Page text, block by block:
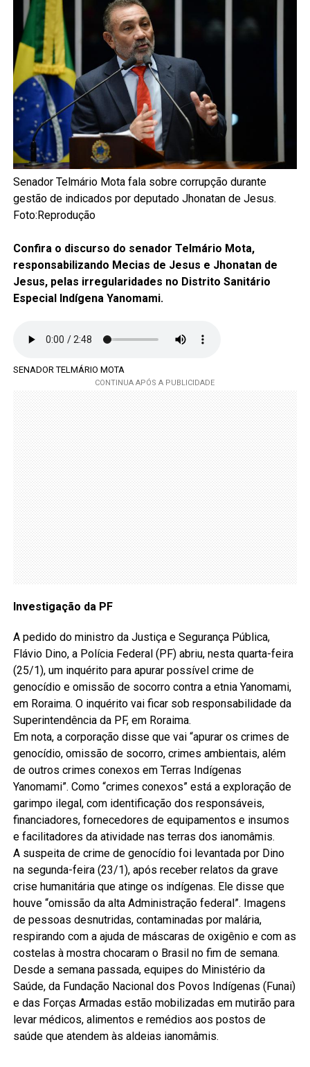
Senador Telmário Mota fala sobre corrupção durante
gestão de indicados por deputado Jhonatan de Jesus.
Foto:Reprodução
Confira o discurso do senador Telmário Mota,
responsabilizando Mecias de Jesus e Jhonatan de
Jesus, pelas irregularidades no Distrito Sanitário
Especial Indígena Yanomami.
SENADOR TELMÁRIO MOTA
Investigação da PF
A pedido do ministro da Justiça e Segurança Pública,
Flávio Dino, a Polícia Federal (PF) abriu, nesta quarta-feira
(25/1), um inquérito para apurar possível crime de
genocídio e omissão de socorro contra a etnia Yanomami,
em Roraima. O inquérito vai ficar sob responsabilidade da
Superintendência da PF, em Roraima.
Em nota, a corporação disse que vai “apurar os crimes de
genocídio, omissão de socorro, crimes ambientais, além
de outros crimes conexos em Terras Indígenas
Yanomami”. Como “crimes conexos” está a exploração de
garimpo ilegal, com identificação dos responsáveis,
financiadores, fornecedores de equipamentos e insumos
e facilitadores da atividade nas terras dos ianomâmis.
A suspeita de crime de genocídio foi levantada por Dino
na segunda-feira (23/1), após receber relatos da grave
crise humanitária que atinge os indígenas. Ele disse que
houve “omissão da alta Administração federal”. Imagens
de pessoas desnutridas, contaminadas por malária,
respirando com a ajuda de máscaras de oxigênio e com as
costelas à mostra chocaram o Brasil no fim de semana.
Desde a semana passada, equipes do Ministério da
Saúde, da Fundação Nacional dos Povos Indígenas (Funai)
e das Forças Armadas estão mobilizadas em mutirão para
levar médicos, alimentos e remédios aos postos de
saúde que atendem às aldeias ianomâmis.